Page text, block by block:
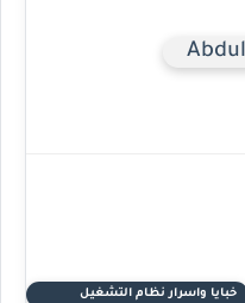
خبايا واسرار نظام التشغيل